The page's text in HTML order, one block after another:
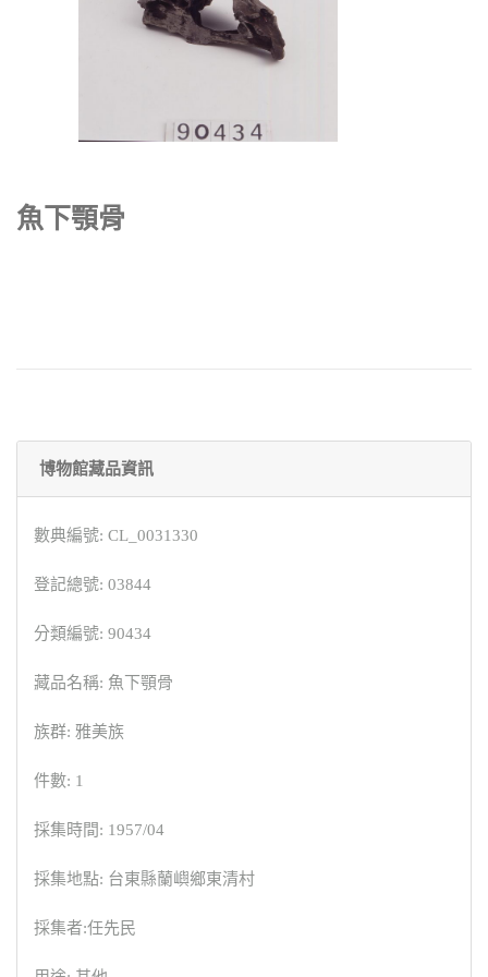
魚下顎骨
博物館藏品資訊
數典編號: CL_0031330
登記總號: 03844
分類編號: 90434
藏品名稱: 魚下顎骨
族群: 雅美族
件數: 1
採集時間: 1957/04
採集地點: 台東縣蘭嶼鄉東清村
採集者:任先民